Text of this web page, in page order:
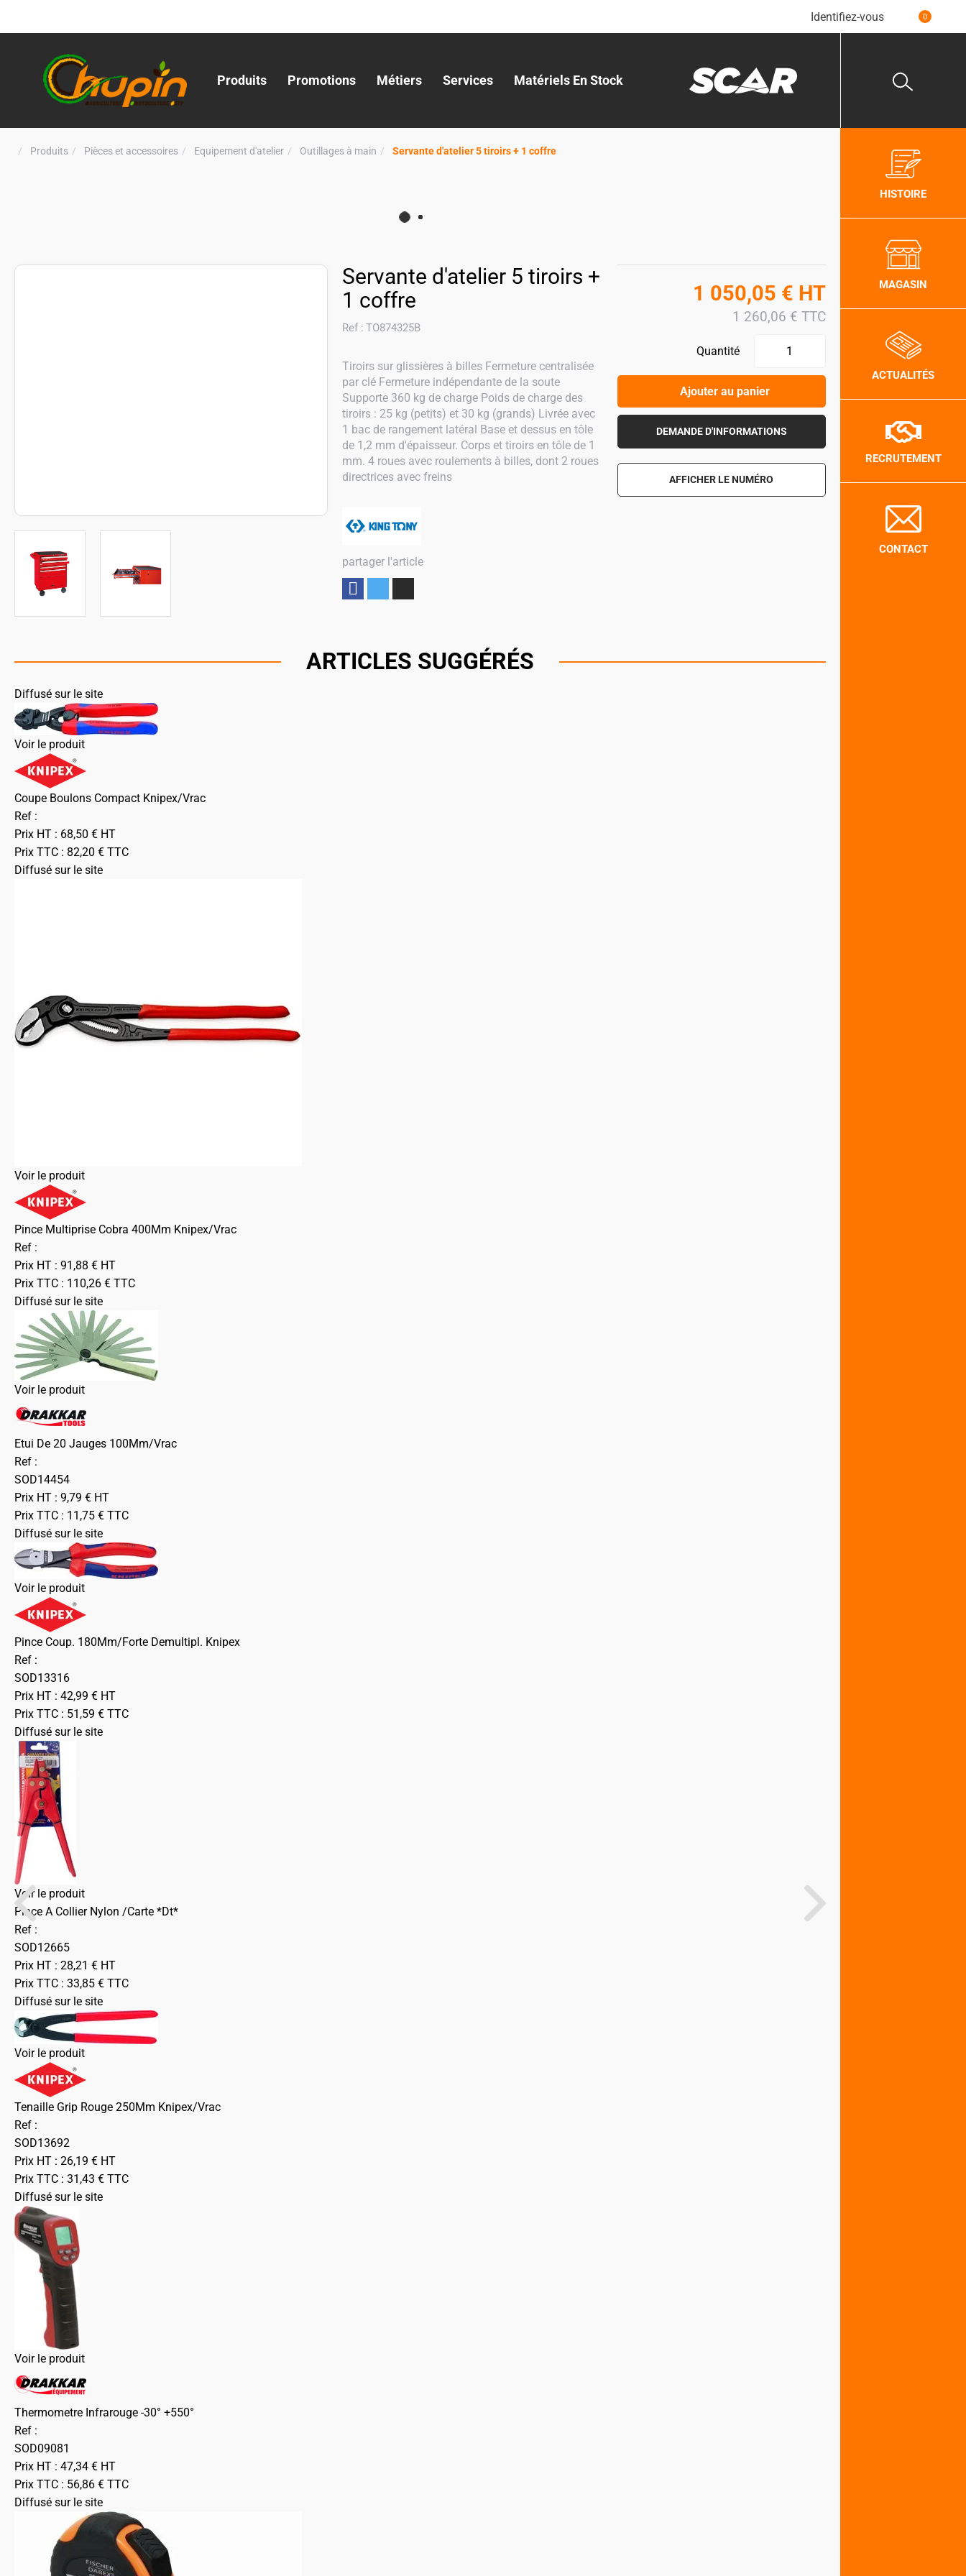
Identifiez-vous 0
Produits Promotions Métiers Services Matériels En Stock
Produits Pièces et accessoires Equipement d'atelier Outillages à main Servante d'atelier 5 tiroirs + 1 coffre
Servante d'atelier 5 tiroirs +
1 coffre
Ref : TO874325B
partager l'article
Tiroirs sur glissières à billes Fermeture centralisée
par clé Fermeture indépendante de la soute
Supporte 360 kg de charge Poids de charge des
tiroirs : 25 kg (petits) et 30 kg (grands) Livrée avec
1 bac de rangement latéral Base et dessus en tôle
de 1,2 mm d'épaisseur. Corps et tiroirs en tôle de 1
mm. 4 roues avec roulements à billes, dont 2 roues
directrices avec freins
1 050,05 € HT
1 260,06 € TTC
Quantité
Ajouter au panier
DEMANDE D'INFORMATIONS
AFFICHER LE NUMÉRO
ARTICLES SUGGÉRÉS
Diffusé sur le site
Voir le produit
Coupe Boulons Compact Knipex/Vrac
Ref :
Prix HT : 68,50 € HT
Prix TTC : 82,20 € TTC
Diffusé sur le site
Voir le produit
Pince Multiprise Cobra 400Mm Knipex/Vrac
Ref :
Prix HT : 91,88 € HT
Prix TTC : 110,26 € TTC
Diffusé sur le site
Voir le produit
Etui De 20 Jauges 100Mm/Vrac
Ref :
SOD14454
Prix HT : 9,79 € HT
Prix TTC : 11,75 € TTC
Diffusé sur le site
Voir le produit
Pince Coup. 180Mm/Forte Demultipl. Knipex
Ref :
SOD13316
Prix HT : 42,99 € HT
Prix TTC : 51,59 € TTC
Diffusé sur le site
Voir le produit
Pince A Collier Nylon /Carte *Dt*
Ref :
SOD12665
Prix HT : 28,21 € HT
Prix TTC : 33,85 € TTC
Diffusé sur le site
Voir le produit
Tenaille Grip Rouge 250Mm Knipex/Vrac
Ref :
SOD13692
Prix HT : 26,19 € HT
Prix TTC : 31,43 € TTC
Diffusé sur le site
Voir le produit
Thermometre Infrarouge -30° +550°
Ref :
SOD09081
Prix HT : 47,34 € HT
Prix TTC : 56,86 € TTC
Diffusé sur le site
HISTOIRE
MAGASIN
ACTUALITÉS
RECRUTEMENT
CONTACT